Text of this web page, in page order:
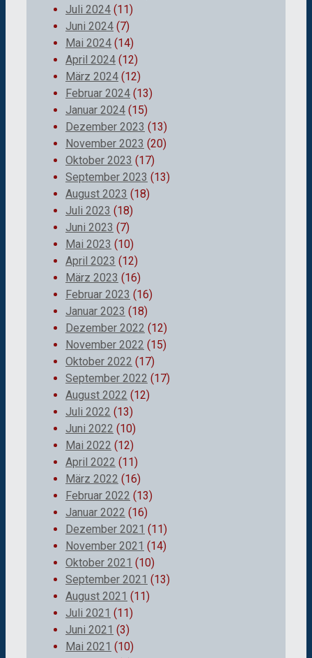
Juli 2024 (11)
Juni 2024 (7)
Mai 2024 (14)
April 2024 (12)
März 2024 (12)
Februar 2024 (13)
Januar 2024 (15)
Dezember 2023 (13)
November 2023 (20)
Oktober 2023 (17)
September 2023 (13)
August 2023 (18)
Juli 2023 (18)
Juni 2023 (7)
Mai 2023 (10)
April 2023 (12)
März 2023 (16)
Februar 2023 (16)
Januar 2023 (18)
Dezember 2022 (12)
November 2022 (15)
Oktober 2022 (17)
September 2022 (17)
August 2022 (12)
Juli 2022 (13)
Juni 2022 (10)
Mai 2022 (12)
April 2022 (11)
März 2022 (16)
Februar 2022 (13)
Januar 2022 (16)
Dezember 2021 (11)
November 2021 (14)
Oktober 2021 (10)
September 2021 (13)
August 2021 (11)
Juli 2021 (11)
Juni 2021 (3)
Mai 2021 (10)